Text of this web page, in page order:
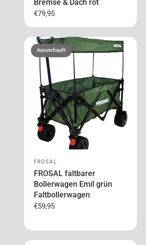
Bremse & Dach rot
€79,95
Ausverkauft
FROSAL
FROSAL faltbarer
Bollerwagen Emil grün
Faltbollerwagen
€59,95